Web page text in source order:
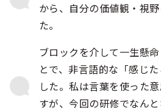
から、自分の価値観・視
た。
ブロックを介して一生懸
とで、非言語的な「感じ
した。私は言葉を使った
すが、今回の研修でなん